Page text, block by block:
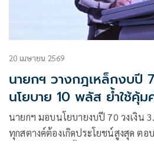
20 เมษายน 2569
นายกฯ วางกฎเหล็กงบปี
นโยบาย 10 พลัส ย้ำใช้คุ้ม
นายกฯ มอบนโยบายงบปี 70 วงเงิน
ทุกสตางค์ต้องเกิดประโยชน์สูงสุด ต